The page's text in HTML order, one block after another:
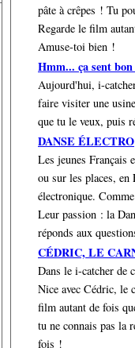
pâte à crêpes ! Tu
Regarde le film
Amuse-toi bien !
Hmm... ça sent
Aujourd'hui, i-
faire visiter une
que tu le veux, puis
DANSE ÉLECTRO
Les jeunes Français
ou sur les places, en
électronique.
Leur passion : la
réponds aux
CÉDRIC, LE
Dans le i-catcher de
Nice avec Cédric, le
film autant de fois
tu ne connais pas la
fois !